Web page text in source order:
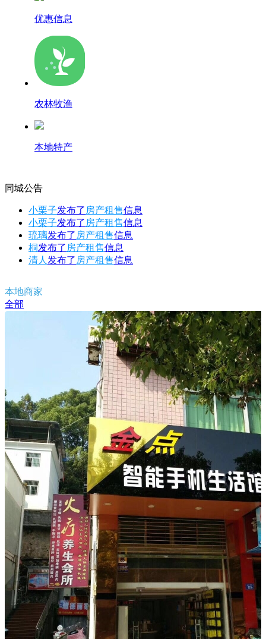
优惠信息
农林牧渔
本地特产
同城公告
小栗子发布了 房产租售信息
小栗子发布了 房产租售信息
琉璃发布了 房产租售信息
桐发布了 房产租售信息
清人 发布了 房产租售信息
本地商家
全部